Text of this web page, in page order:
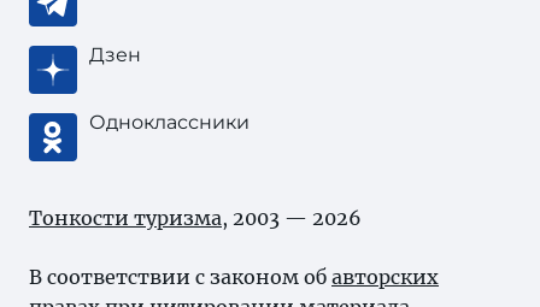
Дзен
Одноклассники
Тонкости туризма, 2003 — 2026
В соответствии с законом об авторских